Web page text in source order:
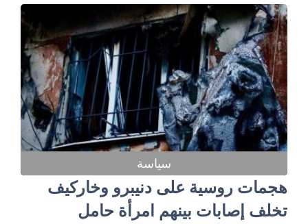
سياسة
هجمات روسية على دنيبرو وخاركيف
تخلف إصابات بينهم امرأة حامل